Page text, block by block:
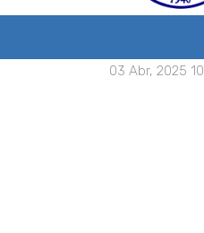
03 Abr, 2025